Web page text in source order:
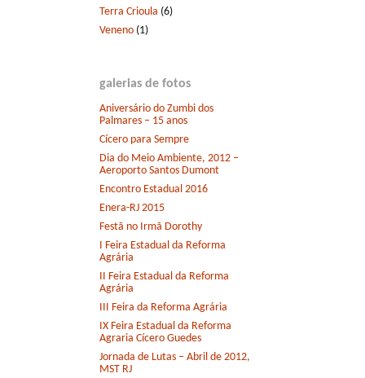
Terra Crioula (6)
Veneno (1)
galerias de fotos
Aniversário do Zumbi dos
Palmares – 15 anos
Cícero para Sempre
Dia do Meio Ambiente, 2012 –
Aeroporto Santos Dumont
Encontro Estadual 2016
Enera-RJ 2015
Festã no Irmã Dorothy
I Feira Estadual da Reforma
Agrária
II Feira Estadual da Reforma
Agrária
III Feira da Reforma Agrária
IX Feira Estadual da Reforma
Agraria Cícero Guedes
Jornada de Lutas – Abril de 2012,
MST RJ